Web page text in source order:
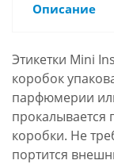
Описание
Этикетки Mini
коробок
парфюмерии
прокалывается
коробки. Не
портится